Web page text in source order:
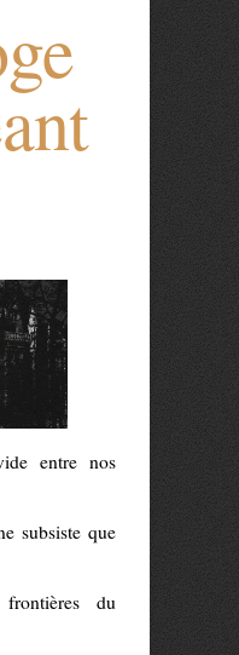
entre nos
subsiste que
frontières du